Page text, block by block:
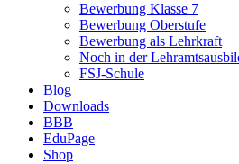
Bewerbung Klasse 7
Bewerbung Oberstufe
Bewerbung als Lehrkraft
Noch in der
FSJ-Schule
Blog
Downloads
BBB
EduPage
Shop